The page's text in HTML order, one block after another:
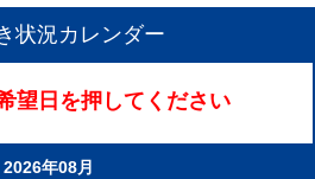
状況カレンダー
望日を押してください
2026年08月